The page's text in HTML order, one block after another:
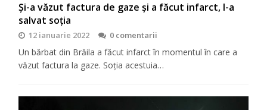
Și-a văzut factura de gaze și a făcut infarct, l-a
salvat soția
12 ianuarie 2022 0 comentarii
Un bărbat din Brăila a făcut infarct în momentul în care a
văzut factura la gaze. Soția acestuia…